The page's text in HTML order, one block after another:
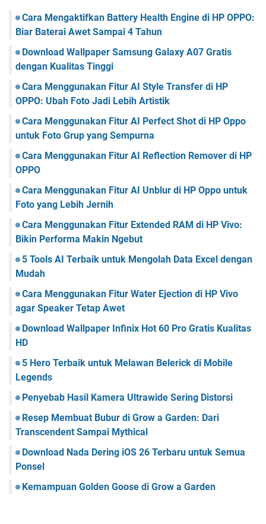
Cara Mengaktifkan Battery Health Engine di HP OPPO:
Biar Baterai Awet Sampai 4 Tahun
Download Wallpaper Samsung Galaxy A07 Gratis
dengan Kualitas Tinggi
Cara Menggunakan Fitur AI Style Transfer di HP
OPPO: Ubah Foto Jadi Lebih Artistik
Cara Menggunakan Fitur AI Perfect Shot di HP Oppo
untuk Foto Grup yang Sempurna
Cara Menggunakan Fitur AI Reflection Remover di HP
OPPO
Cara Menggunakan Fitur AI Unblur di HP Oppo untuk
Foto yang Lebih Jernih
Cara Menggunakan Fitur Extended RAM di HP Vivo:
Bikin Performa Makin Ngebut
5 Tools AI Terbaik untuk Mengolah Data Excel dengan
Mudah
Cara Menggunakan Fitur Water Ejection di HP Vivo
agar Speaker Tetap Awet
Download Wallpaper Infinix Hot 60 Pro Gratis Kualitas
HD
5 Hero Terbaik untuk Melawan Belerick di Mobile
Legends
Penyebab Hasil Kamera Ultrawide Sering Distorsi
Resep Membuat Bubur di Grow a Garden: Dari
Transcendent Sampai Mythical
Download Nada Dering iOS 26 Terbaru untuk Semua
Ponsel
Kemampuan Golden Goose di Grow a Garden